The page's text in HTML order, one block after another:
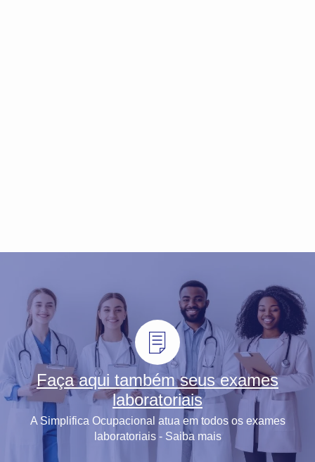
Faça aqui também seus exames
laboratoriais
A Simplifica Ocupacional atua em todos os exames
laboratoriais - Saiba mais